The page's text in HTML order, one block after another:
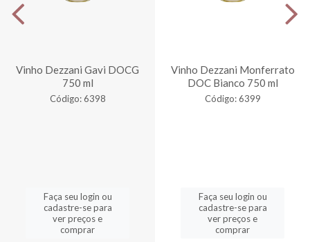
Vinho Dezzani Gavi DOCG
750 ml
Código: 6398
Faça seu login ou
cadastre-se para
ver preços e
comprar
Vinho Dezzani Monferrato
DOC Bianco 750 ml
Código: 6399
Faça seu login ou
cadastre-se para
ver preços e
comprar